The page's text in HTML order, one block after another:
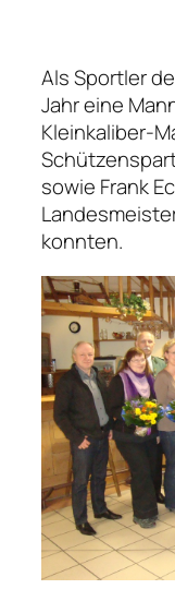
Als Sportler
Jahr eine
Kleinkaliber-
sowie Frank
konnten.